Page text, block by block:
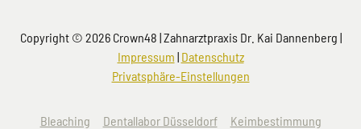
Copyright © 2026 Crown48 | Zahnarztpraxis Dr. Kai Dannenberg |
Impressum | Datenschutz
Privatsphäre-Einstellungen
Navigation
Bleaching Dentallabor Düsseldorf Keimbestimmung